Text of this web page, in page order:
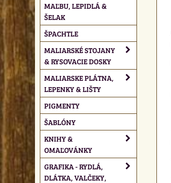
MAĽBU, LEPIDLÁ &
ŠELAK
ŠPACHTLE
MALIARSKÉ STOJANY
& RYSOVACIE DOSKY
MALIARSKE PLÁTNA,
LEPENKY & LIŠTY
PIGMENTY
ŠABLÓNY
KNIHY &
OMAĽOVÁNKY
GRAFIKA - RYDLÁ,
DLÁTKA, VALČEKY,